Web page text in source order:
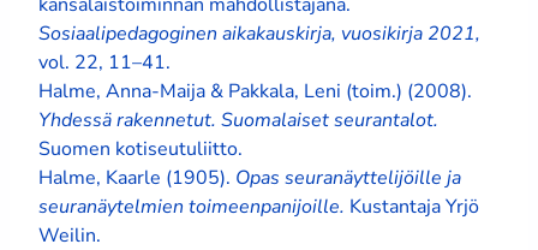
Sosiaalipedagoginen aikakauskirja, vuosikirja 2021,
vol. 22, 11–41.
Halme, Anna-Maija & Pakkala, Leni (toim.) (2008).
Yhdessä rakennetut. Suomalaiset seurantalot.
Suomen kotiseutuliitto.
Halme, Kaarle (1905). Opas seuranäyttelijöille ja
seuranäytelmien toimeenpanijoille. Kustantaja Yrjö
Weilin.